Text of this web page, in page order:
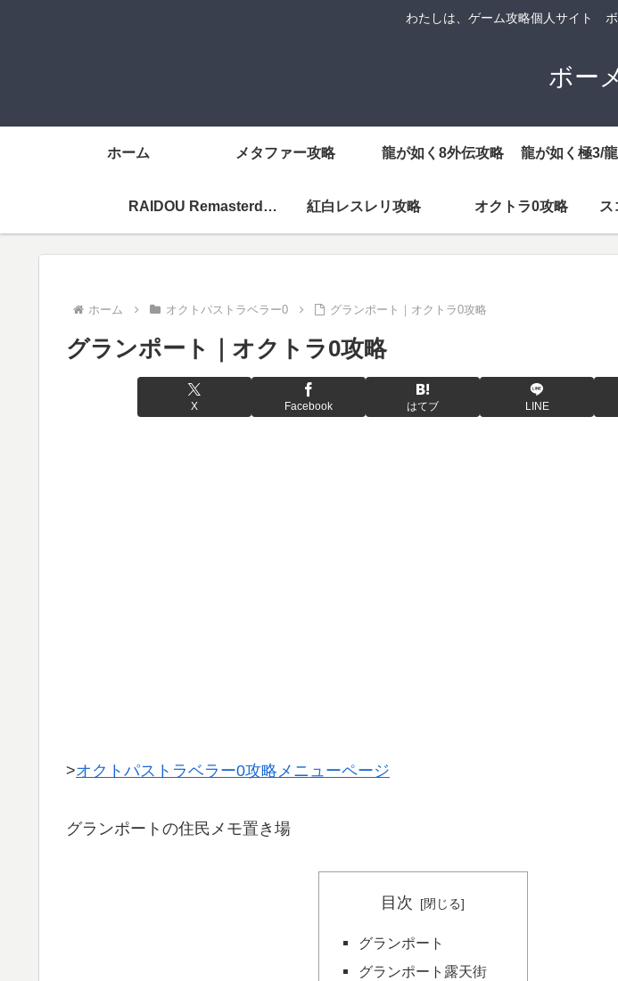
わたしは、ゲーム攻略個人サイト ボ
ボー
ホーム メタファー攻略 龍が如く8外伝攻略
RAIDOU Remasterd攻略メニューページ 紅白レスレリ攻略 オクトラ0攻略
ホーム オクトパストラベラー0 グランポート｜オクトラ0攻略
グランポート｜オクトラ0攻略
X Facebook はてブ LINE
>オクトパストラベラー0攻略メニューページ
グランポートの住民メモ置き場
目次
グランポート
グランポート露天街